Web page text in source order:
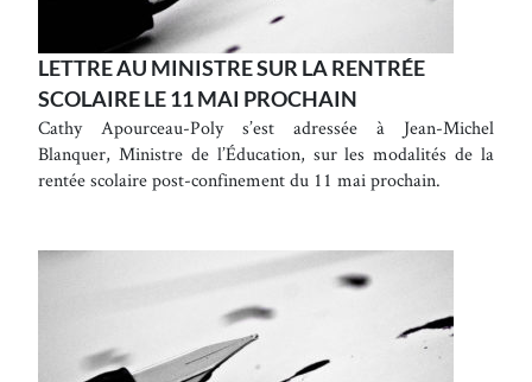
LETTRE AU MINISTRE SUR LA RENTRÉE
SCOLAIRE LE 11 MAI PROCHAIN
Cathy Apourceau-Poly s’est adressée à Jean-Michel
Blanquer, Ministre de l’Éducation, sur les modalités de la
rentée scolaire post-confinement du 11 mai prochain.